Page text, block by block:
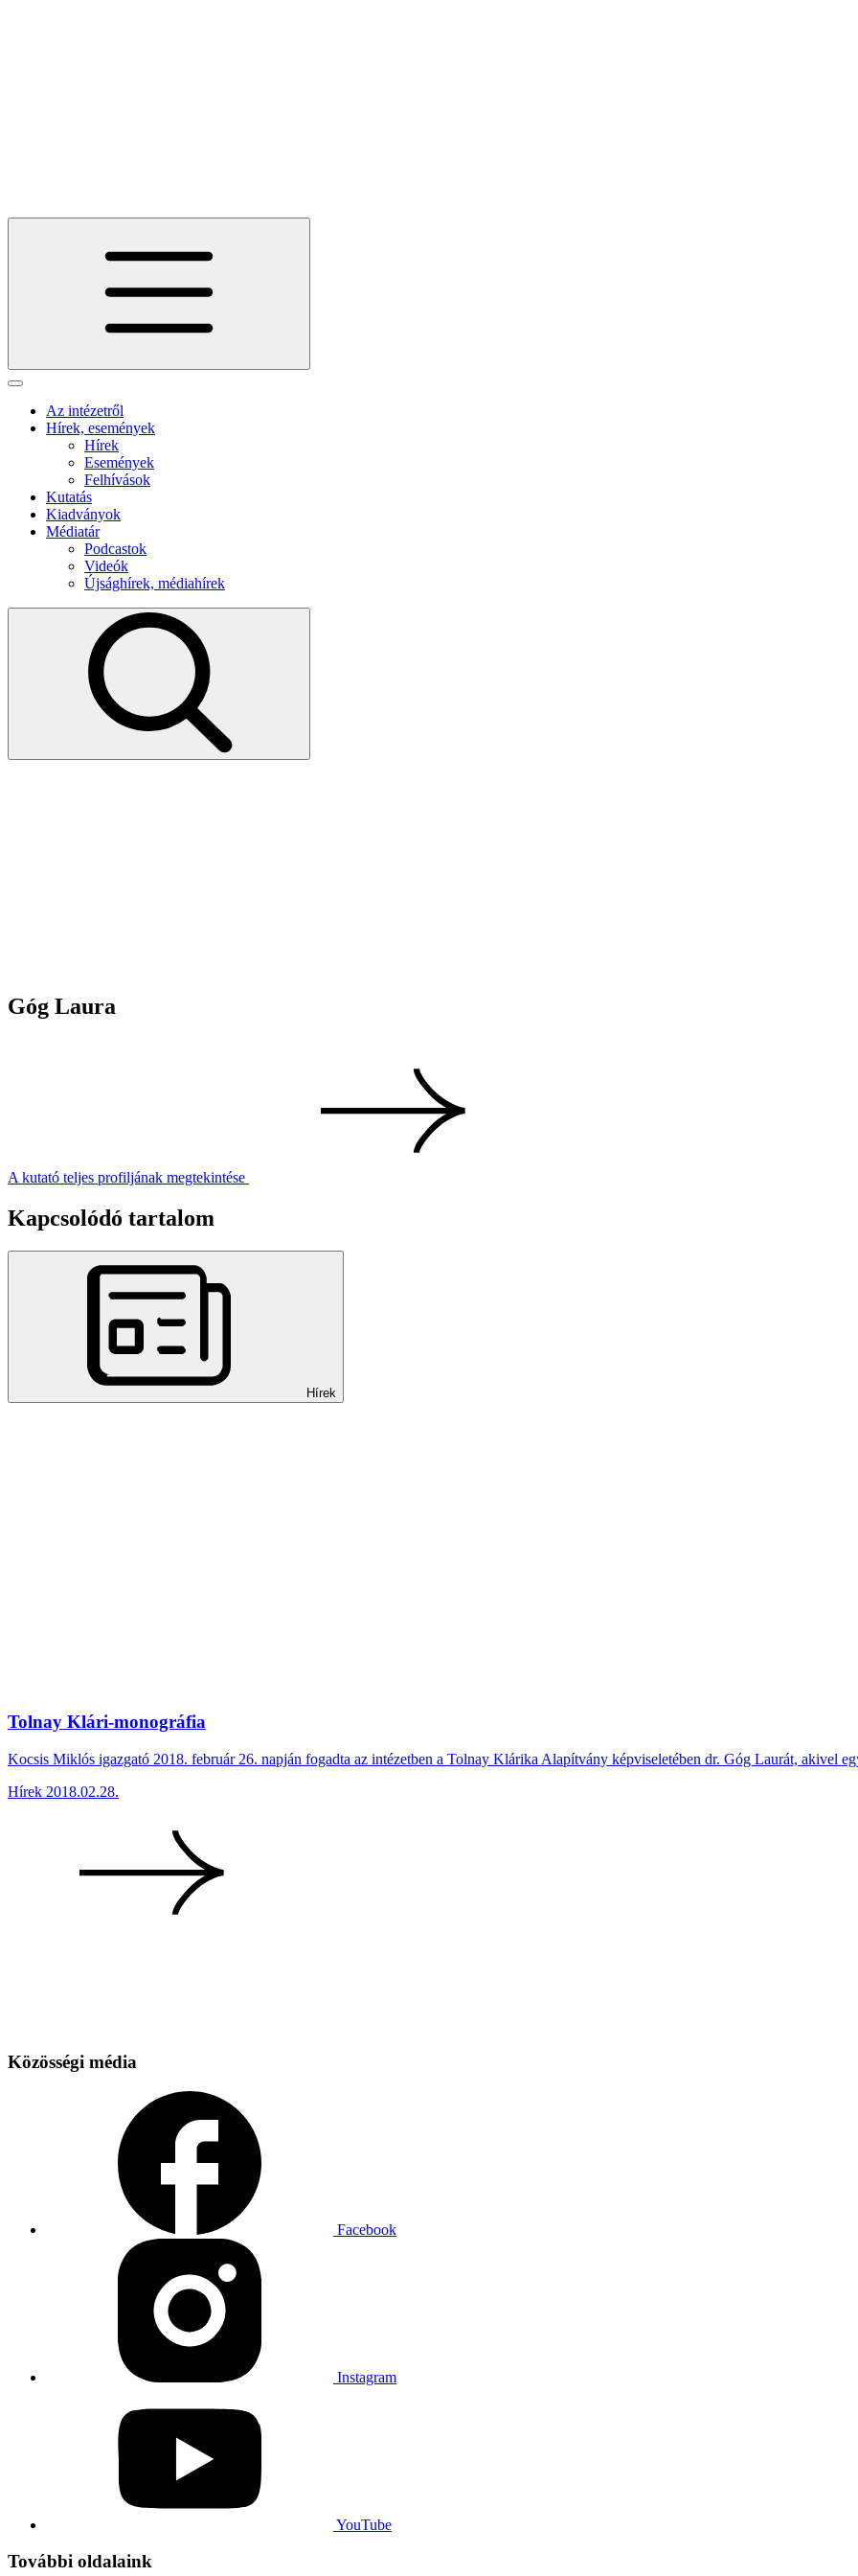
Az intézetről
Hírek, események
Hírek
Események
Felhívások
Kutatás
Kiadványok
Médiatár
Podcastok
Videók
Újsághírek, médiahírek
Góg Laura
A kutató teljes profiljának megtekintése
Kapcsolódó tartalom
Hírek
Tolnay Klári-monográfia
Kocsis Miklós igazgató 2018. február 26. napján fogadta az intézetben a Tolnay Klárika Alapítvány képviseletében dr. Góg Laurát, akivel
Hírek 2018.02.28.
Közösségi média
Facebook
Instagram
YouTube
További oldalaink